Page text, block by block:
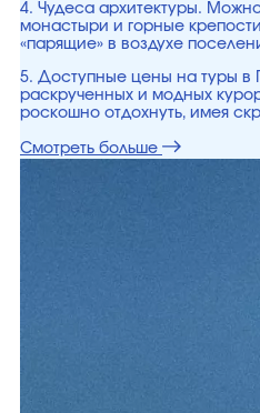
4. Чудеса архитектуры.
монастыри и горные
«парящие» в воздухе
5. Доступные цены на туры в
раскрученных и модных
роскошно отдохнуть, имея
Смотреть больше